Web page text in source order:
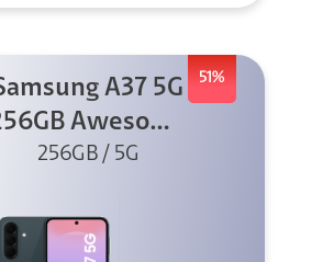
51%
A37 5G
Awesome
Graygreen
256GB / 5G